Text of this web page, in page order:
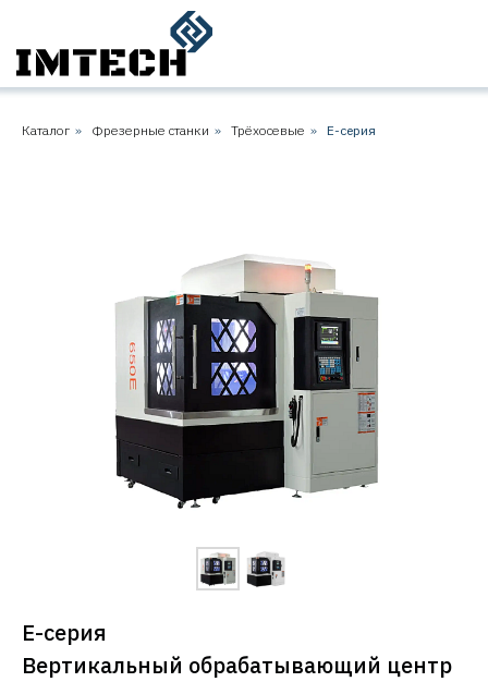
Каталог » Фрезерные станки » Трёхосевые » E-серия
E-серия
Вертикальный обрабатывающий центр